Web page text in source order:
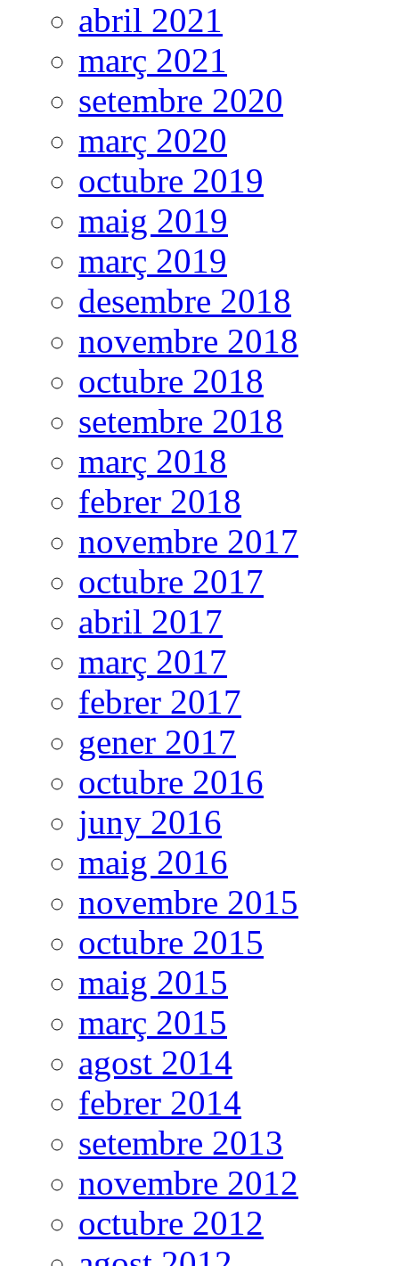
abril 2021
març 2021
setembre 2020
març 2020
octubre 2019
maig 2019
març 2019
desembre 2018
novembre 2018
octubre 2018
setembre 2018
març 2018
febrer 2018
novembre 2017
octubre 2017
abril 2017
març 2017
febrer 2017
gener 2017
octubre 2016
juny 2016
maig 2016
novembre 2015
octubre 2015
maig 2015
març 2015
agost 2014
febrer 2014
setembre 2013
novembre 2012
octubre 2012